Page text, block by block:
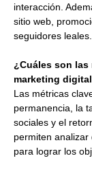
interacción.
sitio web,
seguidores leales.
¿Cuáles son las
marketing
Las métricas
permanencia, la
sociales y el
permiten
para lograr los